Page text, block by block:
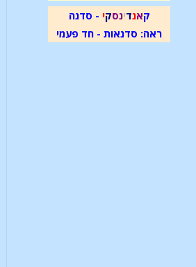
קאנדינסקי - סדנה
ראה: סדנאות - חד פעמי